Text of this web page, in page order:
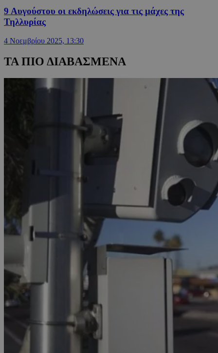
9 Αυγούστου οι εκδηλώσεις για τις μάχες της
Τηλλυρίας
4 Νοεμβρίου 2025, 13:30
ΤΑ ΠΙΟ ΔΙΑΒΑΣΜΕΝΑ